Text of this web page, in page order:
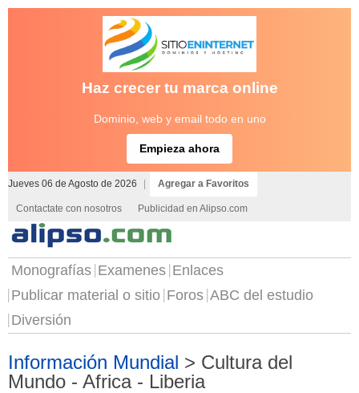
Haz crecer tu marca online
Dominio, web y email todo en uno
Empieza ahora
Jueves 06 de Agosto de 2026 Agregar a Favoritos
Contactate con nosotros Publicidad en Alipso.com
Monografías Examenes Enlaces
Publicar material o sitio Foros ABC del estudio
Diversión
Información Mundial > Cultura del
Mundo - Africa - Liberia